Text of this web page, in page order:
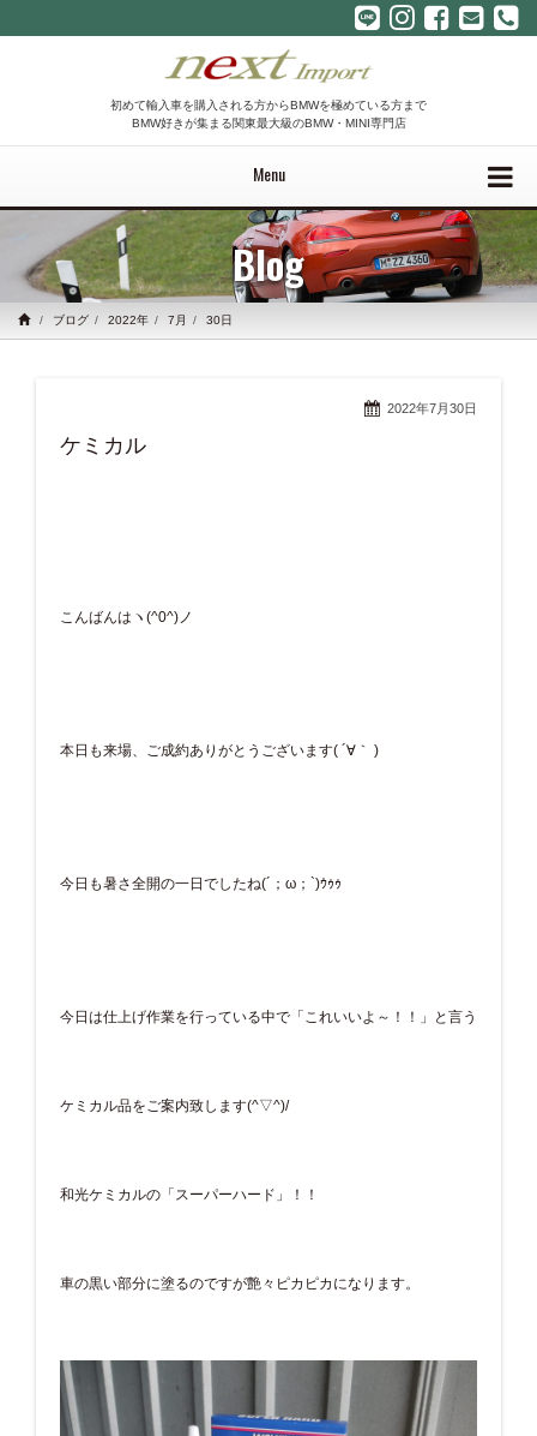
初めて輸入車を購入される方からBMWを極めている方まで
BMW好きが集まる関東最大級のBMW・MINI専門店
Menu
Blog
ブログ 2022年 7月 30日
2022年7月30日
ケミカル
こんばんはヽ(^0^)ノ
本日も来場、ご成約ありがとうございます( ´∀｀ )
今日も暑さ全開の一日でしたね(´；ω；`)ｳｩｩ
今日は仕上げ作業を行っている中で「これいいよ～！！」と言う
ケミカル品をご案内致します(^▽^)/
和光ケミカルの「スーパーハード」！！
車の黒い部分に塗るのですが艶々ピカピカになります。